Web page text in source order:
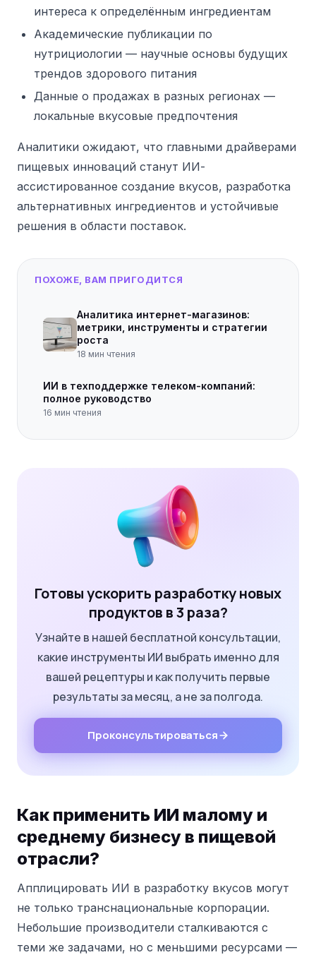
интереса к определённым ингредиентам
Академические публикации по
нутрициологии — научные основы будущих
трендов здорового питания
Данные о продажах в разных регионах —
локальные вкусовые предпочтения
Аналитики ожидают, что главными драйверами
пищевых инноваций станут ИИ-
ассистированное создание вкусов, разработка
альтернативных ингредиентов и устойчивые
решения в области поставок.
ПОХОЖЕ, ВАМ ПРИГОДИТСЯ
Аналитика интернет-магазинов:
метрики, инструменты и стратегии
роста
18 мин чтения
ИИ в техподдержке телеком-компаний:
полное руководство
16 мин чтения
Готовы ускорить разработку новых
продуктов в 3 раза?
Узнайте в нашей бесплатной консультации,
какие инструменты ИИ выбрать именно для
вашей рецептуры и как получить первые
результаты за месяц, а не за полгода.
Проконсультироваться
Как применить ИИ малому и
среднему бизнесу в пищевой
отрасли?
Апплицировать ИИ в разработку вкусов могут
не только транснациональные корпорации.
Небольшие производители сталкиваются с
теми же задачами, но с меньшими ресурсами —